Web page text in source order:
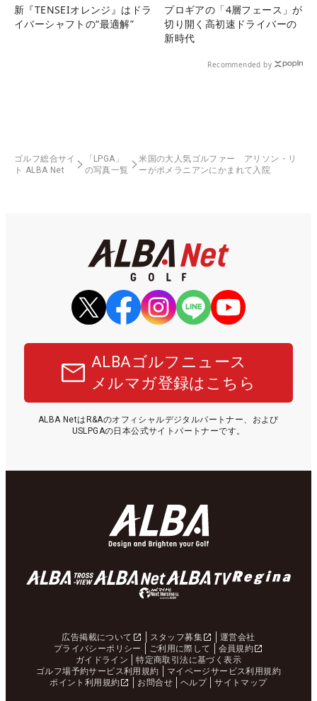
新『TENSEIオレンジ』はドラ
イバーシャフトの“最適解”
プロギアの「4層フェース」が
切り開く高初速ドライバーの
新時代
Recommended by
ゴルフ総合サイ
ト ALBA Net
「LPGA」
の写真一覧
米国の大人気ゴルファー アリソン・リ
ーがポメラニアンにかまれて入院
ALBAゴルフニュース
メルマガ登録はこちら
ALBA NetはR&Aのオフィシャルデジタルパートナー、および
USLPGAの日本公式サイトパートナーです。
広告掲載について スタッフ募集
運営会社
プライバシーポリシー
ご利用に際して
会員規約
ガイドライン
特定商取引法に基づく表示
ゴルフ場予約サービス利用規約
マイページサービス利用規約
ポイント利用規約
お問合せ ヘルプ サイトマップ